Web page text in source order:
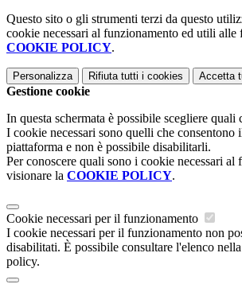
Questo sito o gli strumenti terzi da questo
cookie necessari al funzionamento ed utili alle
COOKIE POLICY.
Personalizza Rifiuta tutti i cookies Accetta
Gestione cookie
In questa schermata è possibile scegliere quali
I cookie necessari sono quelli che consentono
piattaforma e non è possibile disabilitarli.
Per conoscere quali sono i cookie necessari al
visionare la COOKIE POLICY.
Cookie necessari per il funzionamento
I cookie necessari per il funzionamento non
disabilitati. È possibile consultare l'elenco
policy.